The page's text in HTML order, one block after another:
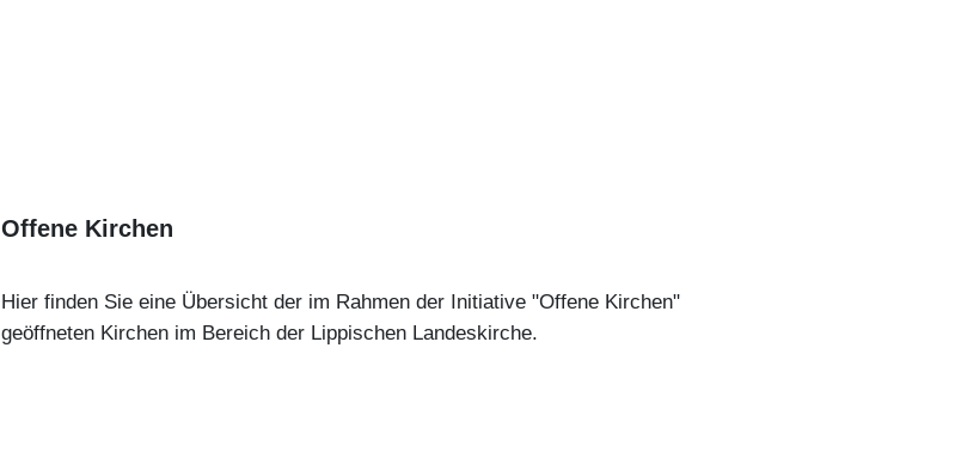
Offene Kirchen
Hier finden Sie eine Übersicht der im Rahmen der Initiative "Offene Kirchen"
geöffneten Kirchen im Bereich der Lippischen Landeskirche.